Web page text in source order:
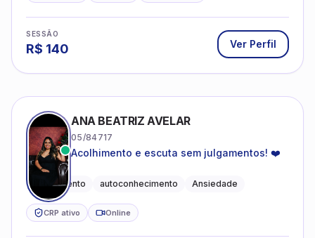
SESSÃO
R$ 140 Ver Perfil
ANA BEATRIZ AVELAR
05/84717
Acolhimento e escuta sem julgamentos! ❤️
Acolhimento autoconhecimento Ansiedade
CRP ativo Online